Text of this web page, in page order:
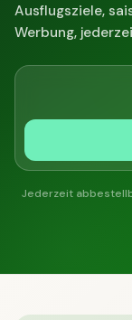
Ausflugsziele,
Werbung,
Jederzeit